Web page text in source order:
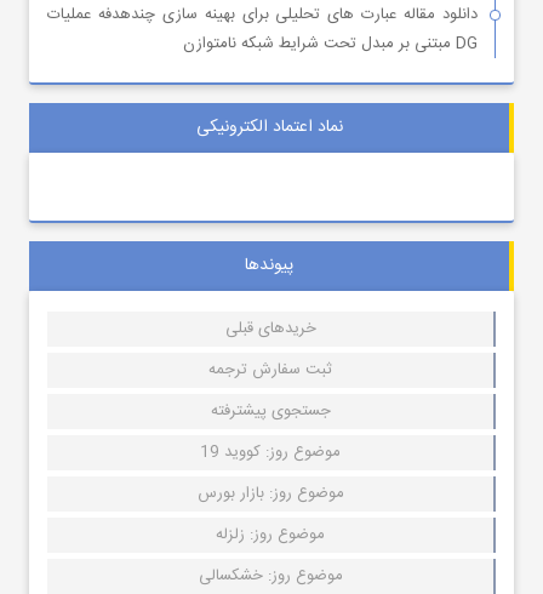
دانلود مقاله عبارت های تحلیلی برای بهینه سازی چندهدفه عملیات
DG مبتنی بر مبدل تحت شرایط شبکه نامتوازن
نماد اعتماد الکترونیکی
پیوندها
خریدهای قبلی
ثبت سفارش ترجمه
جستجوی پیشترفته
موضوع روز: کووید 19
موضوع روز: بازار بورس
موضوع روز: زلزله
موضوع روز: خشکسالی